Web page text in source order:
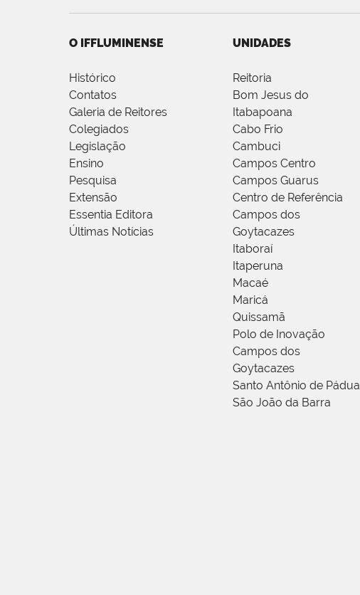
O IFFLUMINENSE
Histórico
Contatos
Galeria de Reitores
Colegiados
Legislação
Ensino
Pesquisa
Extensão
Essentia Editora
Últimas Notícias
UNIDADES
Reitoria
Bom Jesus do
Itabapoana
Cabo Frio
Cambuci
Campos Centro
Campos Guarus
Centro de Referência
Campos dos
Goytacazes
Itaboraí
Itaperuna
Macaé
Maricá
Quissamã
Polo de Inovação
Campos dos
Goytacazes
Santo Antônio de Pádua
São João da Barra